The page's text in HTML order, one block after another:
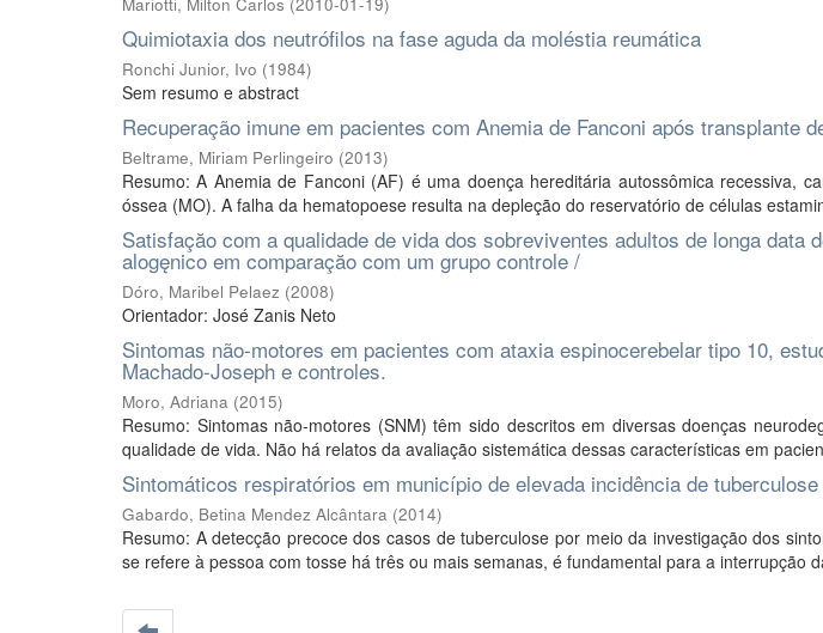
Quimiotaxia dos neutrófilos na fase aguda da moléstia reumática
Ronchi Junior, Ivo (1984)
Sem resumo e abstract
Recuperação imune em pacientes com Anemia de Fanconi após transplante
Beltrame, Miriam Perlingeiro (2013)
Resumo: A Anemia de Fanconi (AF) é uma doença hereditária autossômica recessiva,
óssea (MO). A falha da hematopoese resulta na depleção do reservatório de células
Satisfaçăo com a qualidade de vida dos sobreviventes adultos de longa data
alogęnico em comparaçăo com um grupo controle /
Dóro, Maribel Pelaez (2008)
Orientador: José Zanis Neto
Sintomas não-motores em pacientes com ataxia espinocerebelar tipo 10,
Machado-Joseph e controles.
Moro, Adriana (2015)
Resumo: Sintomas não-motores (SNM) têm sido descritos em diversas doenças
qualidade de vida. Não há relatos da avaliação sistemática dessas características em
Sintomáticos respiratórios em município de elevada incidência de tuberculose
Gabardo, Betina Mendez Alcântara (2014)
Resumo: A detecção precoce dos casos de tuberculose por meio da investigação dos
se refere à pessoa com tosse há três ou mais semanas, é fundamental para a interrupção